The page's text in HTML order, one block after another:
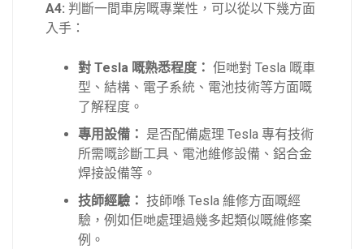
A4: 判斷一間車房嘅專業性，可以從以下幾方面
入手：
對 Tesla 嘅熟悉程度： 佢哋對 Tesla 嘅車
型、結構、電子系統、電池技術等方面嘅
了解程度。
專用設備： 是否配備處理 Tesla 專有技術
所需嘅診斷工具、電池維修設備、鋁合金
焊接設備等。
技師經驗： 技師喺 Tesla 維修方面嘅經
驗，例如佢哋處理過幾多起類似嘅維修案
例。